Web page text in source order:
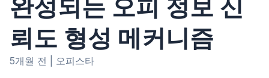
완성되는 오피 정보 신
뢰도 형성 메커니즘
5개월 전 오피스타